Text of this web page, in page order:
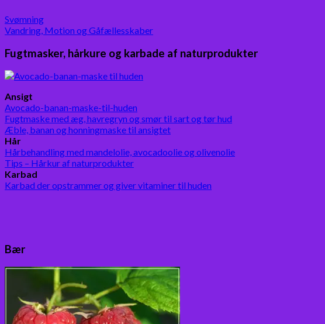
Svømning
Vandring, Motion og Gåfællesskaber
Fugtmasker, hårkure og karbade af naturprodukter
Ansigt
Avocado-banan-maske-til-huden
Fugtmaske med æg, havregryn og smør til sart og tør hud
Æble, banan og honningmaske til ansigtet
Hår
Hårbehandling med mandelolie, avocadoolie og olivenolie
Tips – Hårkur af naturprodukter
Karbad
Karbad der opstrammer og giver vitaminer til huden
Bær